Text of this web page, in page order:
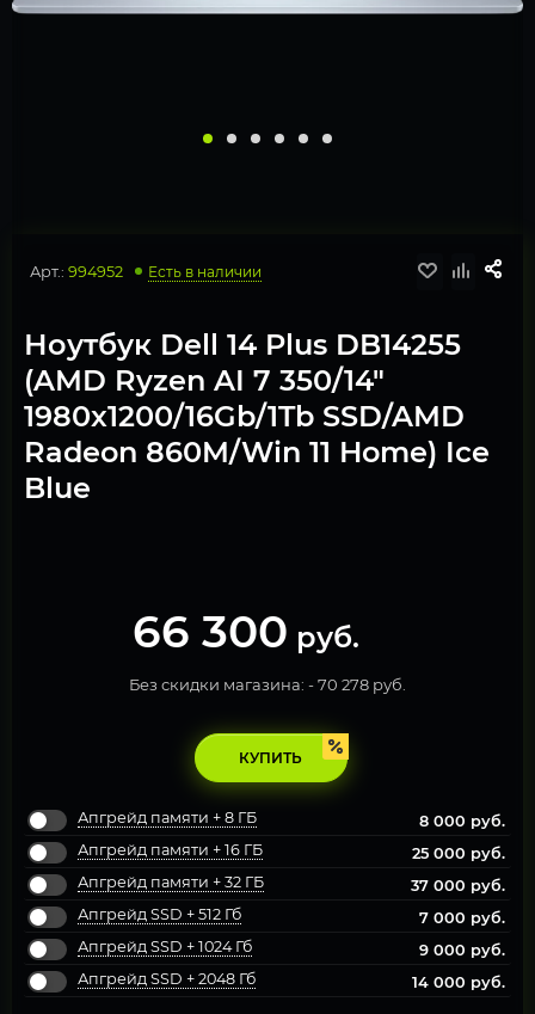
Арт.: 994952 Есть в наличии
Ноутбук Dell 14 Plus DB14255
(AMD Ryzen AI 7 350/14"
1980x1200/16Gb/1Tb SSD/AMD
Radeon 860M/Win 11 Home) Ice
Blue
66 300 руб.
Без скидки магазина: -70 278 руб.
КУПИТЬ
Апгрейд памяти + 8 ГБ 8 000 руб.
Апгрейд памяти + 16 ГБ
25 000 руб.
Апгрейд памяти + 32 ГБ
37 000 руб.
Апгрейд SSD + 512 Гб
7 000 руб.
Апгрейд SSD + 1024 Гб
9 000 руб.
Апгрейд SSD + 2048 Гб
14 000 руб.